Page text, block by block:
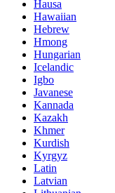
Hausa
Hawaiian
Hebrew
Hmong
Hungarian
Icelandic
Igbo
Javanese
Kannada
Kazakh
Khmer
Kurdish
Kyrgyz
Latin
Latvian